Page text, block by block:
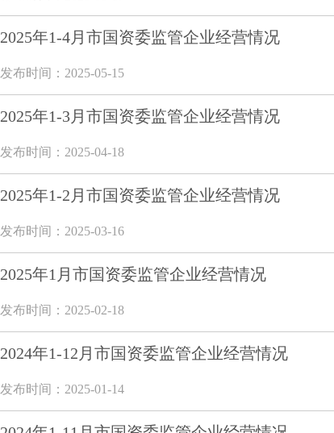
2025年1-4月市国资委监管企业经营情况
发布时间：2025-05-15
2025年1-3月市国资委监管企业经营情况
发布时间：2025-04-18
2025年1-2月市国资委监管企业经营情况
发布时间：2025-03-16
2025年1月市国资委监管企业经营情况
发布时间：2025-02-18
2024年1-12月市国资委监管企业经营情况
发布时间：2025-01-14